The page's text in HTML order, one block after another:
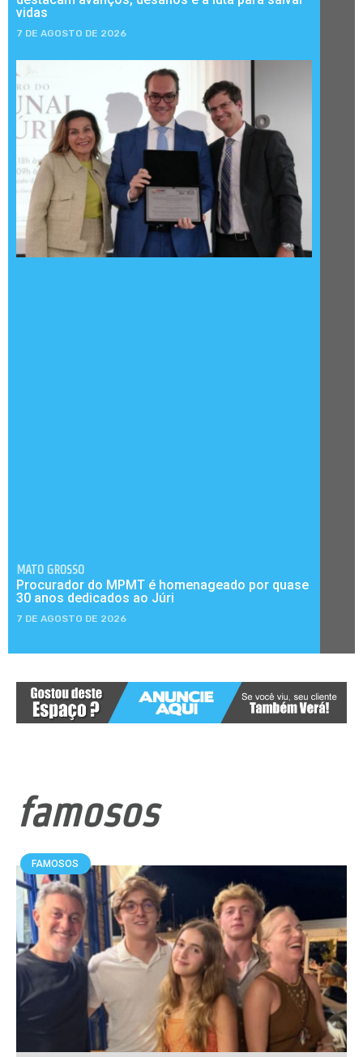
vidas
7 DE AGOSTO DE 2026
MATO GROSSO
Procurador do MPMT é homenageado por quase
30 anos dedicados ao Júri
7 DE AGOSTO DE 2026
famosos
FAMOSOS